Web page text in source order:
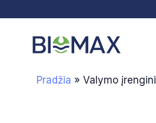
primary
SkipPradžia » Valymo